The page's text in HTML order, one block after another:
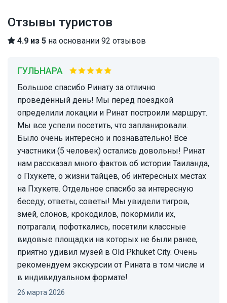
Отзывы туристов
4.9 из 5 на основании 92 отзывов
ГУЛЬНАРА
Большое спасибо Ринату за отлично
проведённый день! Мы перед поездкой
определили локации и Ринат построили маршрут.
Мы все успели посетить, что запланировали.
Было очень интересно и познавательно! Все
участники (5 человек) остались довольны! Ринат
нам рассказал много фактов об истории Таиланда,
о Пхукете, о жизни тайцев, об интересных местах
на Пхукете. Отдельное спасибо за интересную
беседу, ответы, советы! Мы увидели тигров,
змей, слонов, крокодилов, покормили их,
потрагали, пофоткались, посетили классные
видовые площадки на которых не были ранее,
приятно удивил музей в Old Pkhuket City. Очень
рекомендуем экскурсии от Рината в том числе и
в индивидуальном формате!
26 марта 2026